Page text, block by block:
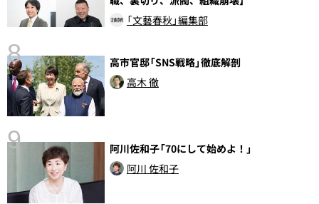
「文藝春秋」編集部
8
高市官邸「SNS戦略」徹底解剖
高木 徹
9
阿川佐和子「70にして始めよ！」
阿川 佐和子